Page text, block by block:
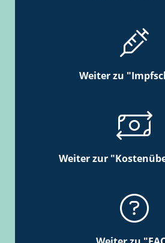
Weiter zu
Weiter zur